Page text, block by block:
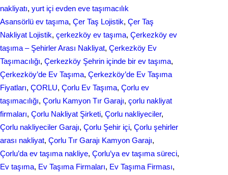
nakliyatı, yurt içi evden еvе taşımacılık
Asansörlü ev taşıma, Çer Taş Lojistik, Çer Taş
Nakliyat Lojistik, çerkezköy ev taşıma, Çerkezköy ev
taşıma – Şehirler Arası Nakliyat, Çerkezköy Ev
Taşımacılığı, Çerkezköy Şehrin içinde bir ev taşıma
Çerkezköy’de Ev Taşıma, Çerkezköy’de Ev Taşıma
Fiyatları, ÇORLU, Çorlu Ev Taşıma, Çorlu ev
taşımacılığı, Çorlu Kamyon Tır Garajı, çorlu nakliyat
firmaları, Çorlu Nakliyat Şirketi, Çorlu nakliyeciler
Çorlu nakliyeciler Garajı, Çorlu Şehir içi, Çorlu şehirler
arası nakliyat, Çorlu Tır Garajı Kamyon Garajı
Çorlu’da ev taşıma nakliye, Çorlu’ya ev taşıma süreci
Ev taşıma, Ev Taşıma Firmaları, Ev Taşıma Firması